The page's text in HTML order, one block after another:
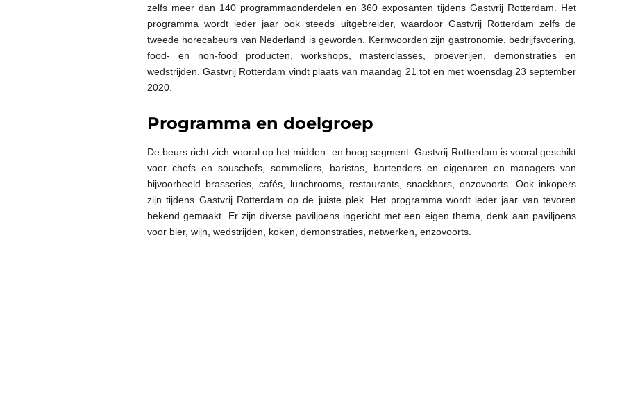
zelfs meer dan 140 programmaonderdelen en 360 exposanten tijdens Gastvrij Rotterdam. Het
programma wordt ieder jaar ook steeds uitgebreider, waardoor Gastvrij Rotterdam zelfs de
tweede horecabeurs van Nederland is geworden. Kernwoorden zijn gastronomie, bedrijfsvoering,
food- en non-food producten, workshops, masterclasses, proeverijen, demonstraties en
wedstrijden. Gastvrij Rotterdam vindt plaats van maandag 21 tot en met woensdag 23 september
2020.
Programma en doelgroep
De beurs richt zich vooral op het midden- en hoog segment. Gastvrij Rotterdam is vooral geschikt
voor chefs en souschefs, sommeliers, baristas, bartenders en eigenaren en managers van
bijvoorbeeld brasseries, cafés, lunchrooms, restaurants, snackbars, enzovoorts. Ook inkopers
zijn tijdens Gastvrij Rotterdam op de juiste plek. Het programma wordt ieder jaar van tevoren
bekend gemaakt. Er zijn diverse paviljoens ingericht met een eigen thema, denk aan paviljoens
voor bier, wijn, wedstrijden, koken, demonstraties, netwerken, enzovoorts.